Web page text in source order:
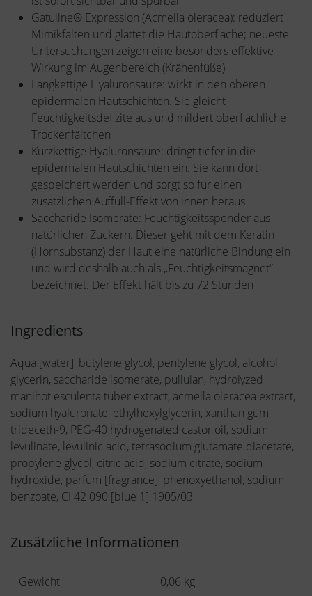
Gatuline® Expression (Acmella oleracea): reduziert
Mimikfalten und glättet die Hautoberfläche; neueste
Untersuchungen zeigen eine besonders effektive
Wirkung im Augenbereich (Krähenfüße)
Langkettige Hyaluronsäure: wirkt in den oberen
epidermalen Hautschichten. Sie gleicht
Feuchtigkeitsdefizite aus und mildert oberflächliche
Trockenfältchen
Kurzkettige Hyaluronsäure: dringt tiefer in die
epidermalen Hautschichten ein. Sie kann dort
gespeichert werden und sorgt so für einen
zusätzlichen Auffüll-Effekt von innen heraus
Saccharide Isomerate: Feuchtigkeitsspender aus
natürlichen Zuckern. Dieser geht mit dem Keratin
(Hornsubstanz) der Haut eine natürliche Bindung ein
und wird deshalb auch als „Feuchtigkeitsmagnet“
bezeichnet. Der Effekt hält bis zu 72 Stunden
Ingredients
Aqua [water], butylene glycol, pentylene glycol, alcohol,
glycerin, saccharide isomerate, pullulan, hydrolyzed
manihot esculenta tuber extract, acmella oleracea extract,
sodium hyaluronate, ethylhexylglycerin, xanthan gum,
trideceth-9, PEG-40 hydrogenated castor oil, sodium
levulinate, levulinic acid, tetrasodium glutamate diacetate,
propylene glycol, citric acid, sodium citrate, sodium
hydroxide, parfum [fragrance], phenoxyethanol, sodium
benzoate, CI 42 090 [blue 1] 1905/03
Zusätzliche Informationen
Gewicht 0,06 kg